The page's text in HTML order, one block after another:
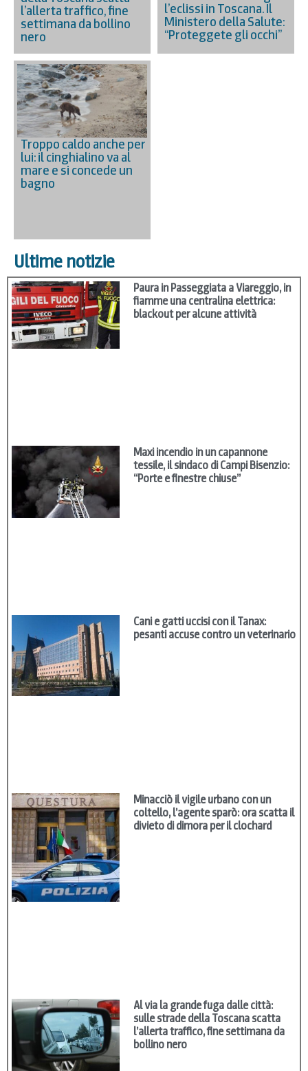
l’allerta traffico, fine
settimana da bollino
nero
l’eclissi in Toscana. Il
Ministero della Salute:
“Proteggete gli occhi”
Troppo caldo anche per
lui: il cinghialino va al
mare e si concede un
bagno
Ultime notizie
Paura in Passeggiata a Viareggio, in
fiamme una centralina elettrica:
blackout per alcune attività
Maxi incendio in un capannone
tessile, il sindaco di Campi Bisenzio:
“Porte e finestre chiuse”
Cani e gatti uccisi con il Tanax:
pesanti accuse contro un veterinario
Minacciò il vigile urbano con un
coltello, l’agente sparò: ora scatta il
divieto di dimora per il clochard
Al via la grande fuga dalle città:
sulle strade della Toscana scatta
l’allerta traffico, fine settimana da
bollino nero